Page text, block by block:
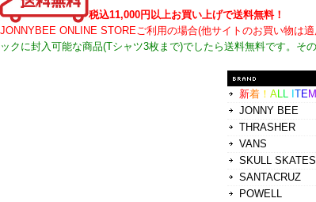
税込11,000円以上お買い上げで送料無料！
JONNYBEE ONLINE STOREご利用の場合(他サイトのお買い物は
ックに封入可能な商品(Tシャツ3枚まで)でしたら送料無料です。そ
新着 ！ ALL TEM
JONNY BEE
THRASHER
VANS
SKULL SKATES
SANTACRUZ
POWELL